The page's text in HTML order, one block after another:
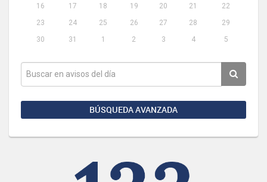
16
17 18 19 20 21
22
23
24 25 26 27 28
29
30
31 1 2 3 4 5
BÚSQUEDA AVANZADA